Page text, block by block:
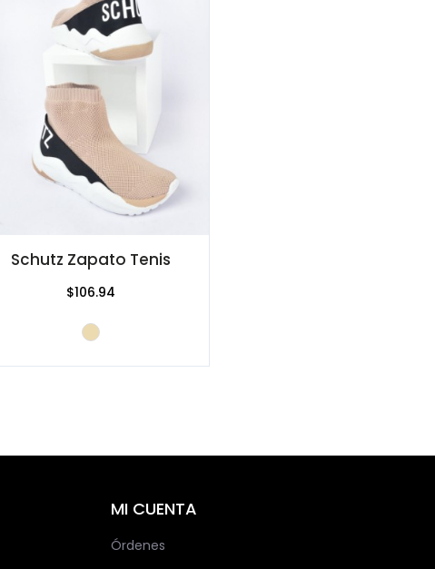
Schutz Zapato Tenis
$106.94
MI CUENTA
Órdenes